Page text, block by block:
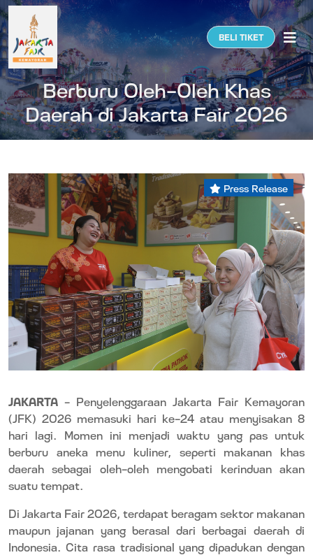
BELI TIKET
Berburu Oleh-Oleh Khas
Daerah di Jakarta Fair 2026
Press Release
JAKARTA – Penyelenggaraan Jakarta Fair Kemayoran
(JFK) 2026 memasuki hari ke-24 atau menyisakan 8
hari lagi. Momen ini menjadi waktu yang pas untuk
berburu aneka menu kuliner, seperti makanan khas
daerah sebagai oleh-oleh mengobati kerinduan akan
suatu tempat.
Di Jakarta Fair 2026, terdapat beragam sektor makanan
maupun jajanan yang berasal dari berbagai daerah di
Indonesia. Cita rasa tradisional yang dipadukan dengan